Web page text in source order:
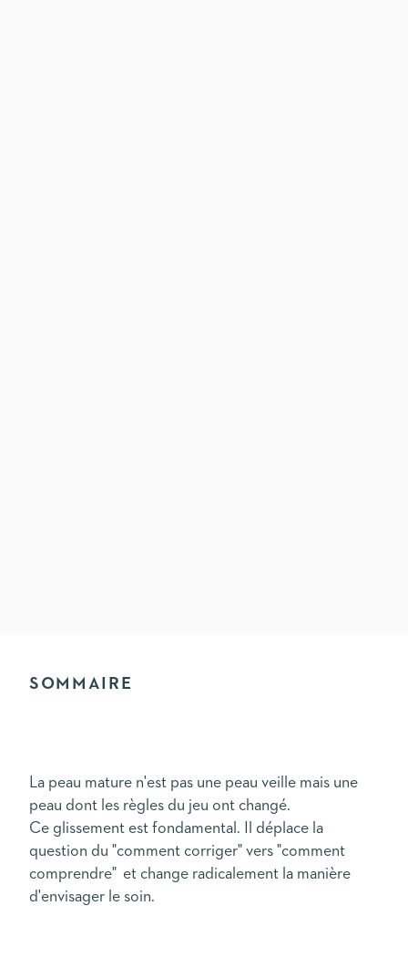
SOMMAIRE
La peau mature n'est pas une peau veille mais une
peau dont les règles du jeu ont changé.
Ce glissement est fondamental. Il déplace la
question du "comment corriger" vers "comment
comprendre" et change radicalement la manière
d'envisager le soin.